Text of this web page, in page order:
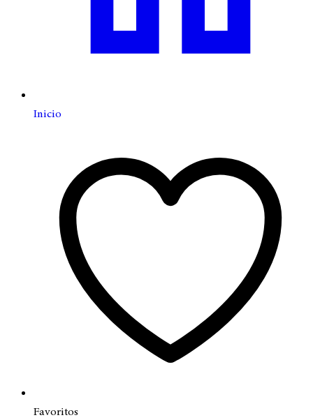
Inicio
Favoritos